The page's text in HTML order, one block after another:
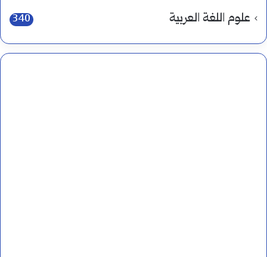
علوم اللغة العربية 340